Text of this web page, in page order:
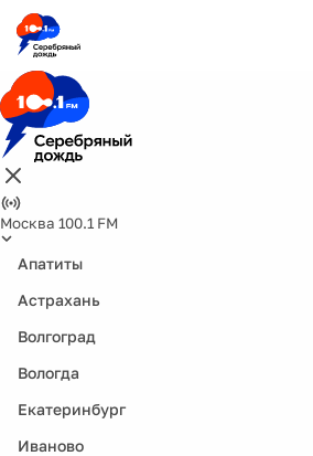
Москва 100.1 FM
Апатиты
Астрахань
Волгоград
Вологда
Екатеринбург
Иваново